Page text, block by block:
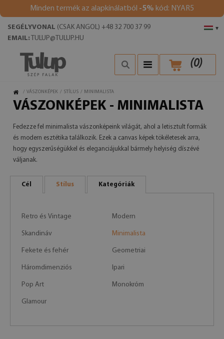
Minden termék az alapkínálatból -5% kód: NYAR5
▾
SEGÉLYVONAL (CSAK ANGOL) +48 32 700 37 99
EMAIL: TULUP@TULUP.HU
(0)
/ VÁSZONKÉPEK / STÍLUS / MINIMALISTA
VÁSZONKÉPEK - MINIMALISTA
Fedezze fel minimalista vászonképeink világát, ahol a letisztult formák
és modern esztétika találkozik. Ezek a canvas képek tökéletesek arra,
hogy egyszerűségükkel és eleganciájukkal bármely helyiség díszévé
váljanak.
Cél Stílus Kategóriák
Retro és Vintage Modern
Skandináv Minimalista
Fekete és fehér Geometriai
Háromdimenziós Ipari
Pop Art Monokróm
Glamour